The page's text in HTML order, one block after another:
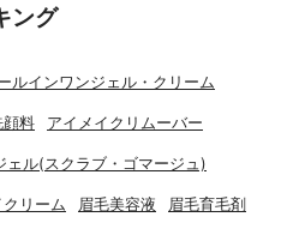
ング
ルインワンジェル・クリーム
顔料 アイメイクリムーバー
ェル(スクラブ・ゴマージュ)
クリーム 眉毛美容液 眉毛育毛剤